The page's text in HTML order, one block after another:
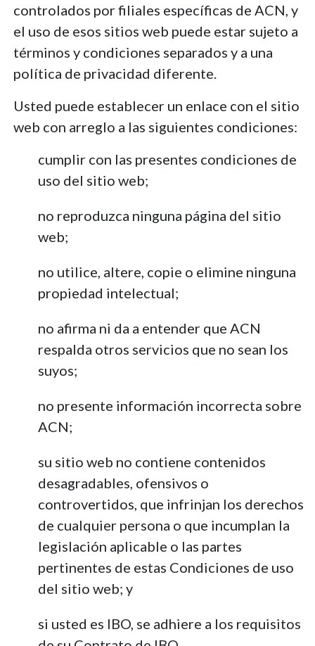
controlados por filiales específicas de ACN, y
el uso de esos sitios web puede estar sujeto a
términos y condiciones separados y a una
política de privacidad diferente.
Usted puede establecer un enlace con el sitio
web con arreglo a las siguientes condiciones:
cumplir con las presentes condiciones de
uso del sitio web;
no reproduzca ninguna página del sitio
web;
no utilice, altere, copie o elimine ninguna
propiedad intelectual;
no afirma ni da a entender que ACN
respalda otros servicios que no sean los
suyos;
no presente información incorrecta sobre
ACN;
su sitio web no contiene contenidos
desagradables, ofensivos o
controvertidos, que infrinjan los derechos
de cualquier persona o que incumplan la
legislación aplicable o las partes
pertinentes de estas Condiciones de uso
del sitio web; y
si usted es IBO, se adhiere a los requisitos